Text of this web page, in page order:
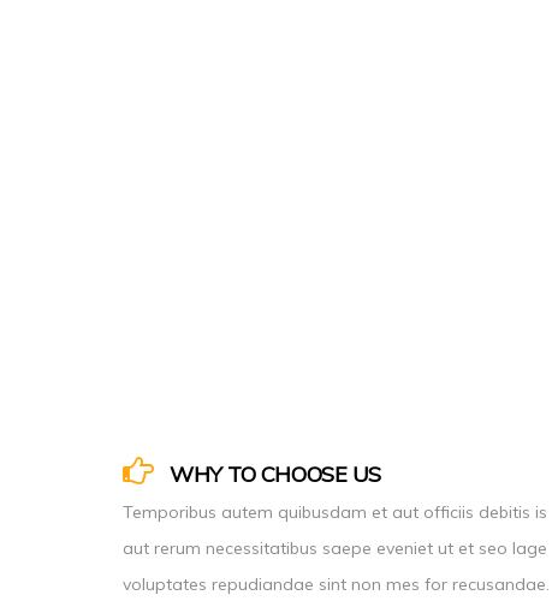
WHY TO CHOOSE US
Temporibus autem quibusdam et aut officiis debitis is
aut rerum necessitatibus saepe eveniet ut et seo lage
voluptates repudiandae sint non mes for recusandae.